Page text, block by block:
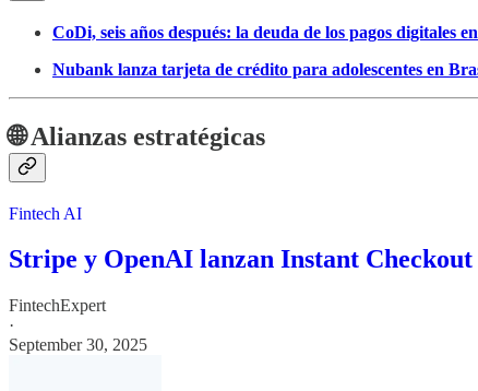
CoDi, seis años después: la deuda de los pagos digitales
Nubank lanza tarjeta de crédito para adolescentes en
🌐 Alianzas estratégicas
Fintech AI
Stripe y OpenAI lanzan Instant
FintechExpert
·
September 30, 2025